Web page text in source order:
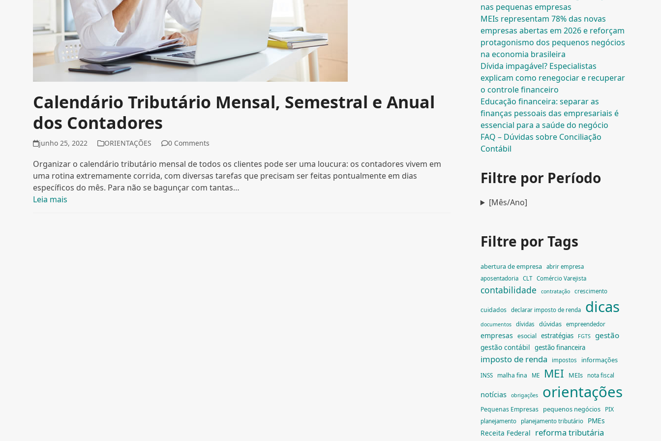
Calendário Tributário Mensal, Semestral e Anual
dos Contadores
junho 25, 2022 ORIENTAÇÕES 0 Comments
Organizar o calendário tributário mensal de todos os clientes pode ser uma loucura: os contadores vivem em
uma rotina extremamente corrida, com diversas tarefas que precisam ser feitas pontualmente em dias
específicos do mês. Para não se bagunçar com tantas…
Leia mais
nas pequenas empresas
MEIs representam 78% das novas
empresas abertas em 2026 e reforçam
protagonismo dos pequenos negócios
na economia brasileira
Dívida impagável? Especialistas
explicam como renegociar e recuperar
o controle financeiro
Educação financeira: separar as
finanças pessoais das empresariais é
essencial para a saúde do negócio
FAQ – Dúvidas sobre Conciliação
Contábil
Filtre por Período
[Mês/Ano]
Filtre por Tags
abertura de empresa
abrir empresa
aposentadoria
CLT Comércio Varejista
contabilidade contratação crescimento
cuidados declarar imposto de renda dicas
documentos dívidas dúvidas empreendedor
empresas esocial estratégias FGTS gestão
gestão contábil gestão financeira
imposto de renda impostos informações
INSS malha fina ME MEI MEIs nota fiscal
notícias obrigações orientações
Pequenas Empresas pequenos negócios PIX
planejamento planejamento tributário
PMEs
Receita Federal reforma tributária